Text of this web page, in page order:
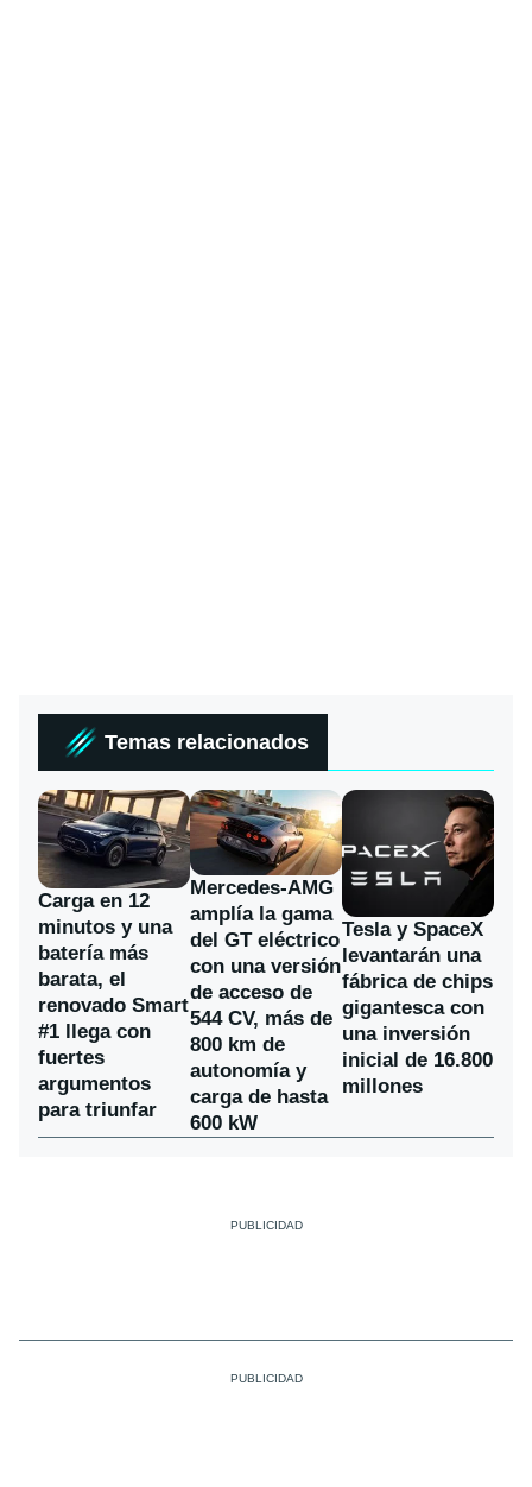
Temas relacionados
Carga en 12
minutos y una
batería más
barata, el
renovado Smart
#1 llega con
fuertes
argumentos
para triunfar
Mercedes-AMG
amplía la gama
del GT eléctrico
con una versión
de acceso de
544 CV, más de
800 km de
autonomía y
carga de hasta
600 kW
Tesla y SpaceX
levantarán una
fábrica de chips
gigantesca con
una inversión
inicial de 16.800
millones